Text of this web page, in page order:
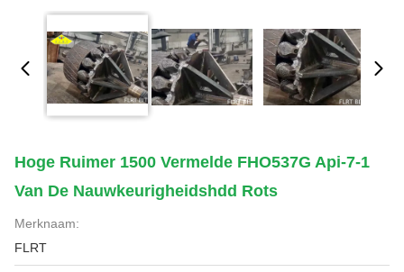
Hoge Ruimer 1500 Vermelde FHO537G Api-7-1
Van De Nauwkeurigheidshdd Rots
Merknaam:
FLRT